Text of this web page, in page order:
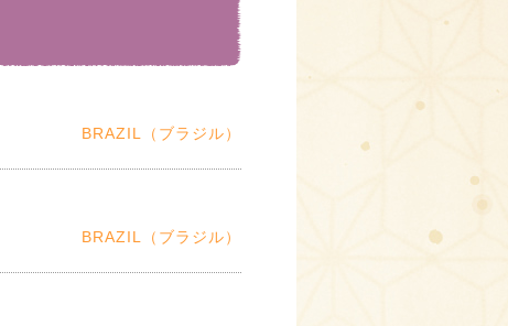
BRAZIL（ブラジル）
BRAZIL（ブラジル）